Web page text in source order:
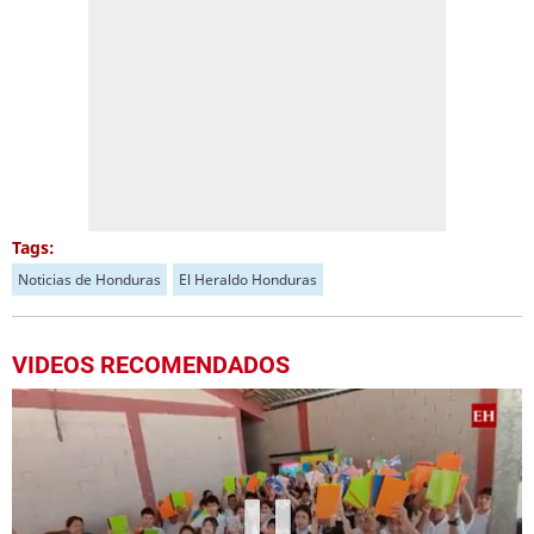
Tags:
Noticias de Honduras El Heraldo Honduras
VIDEOS RECOMENDADOS